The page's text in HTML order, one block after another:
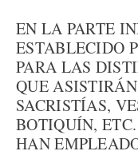
EN LA PARTE
ESTABLECIDO
PARA LAS
QUE
SACRISTÍAS,
BOTIQUÍN,
HAN